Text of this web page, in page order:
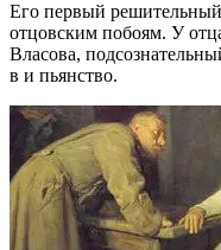
Его первый
отцовским побоям. У
Власова,
в и пьянство.